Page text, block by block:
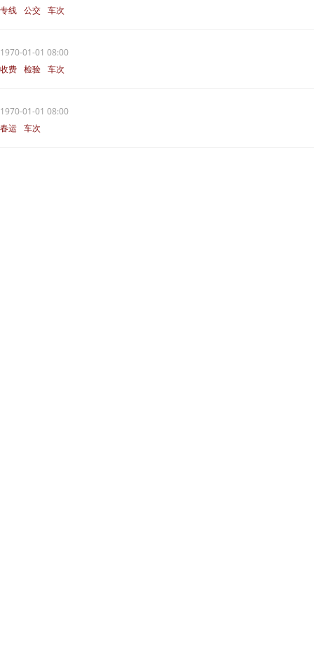
专线 公交 车次
1970-01-01 08:00
收费 检验 车次
1970-01-01 08:00
春运
车次